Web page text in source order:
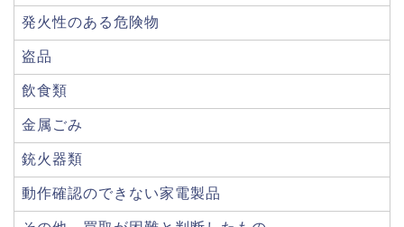
発火性のある危険物
盗品
飲食類
金属ごみ
銃火器類
動作確認のできない家電製品